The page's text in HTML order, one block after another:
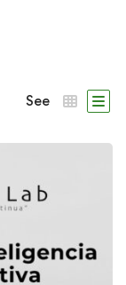
See